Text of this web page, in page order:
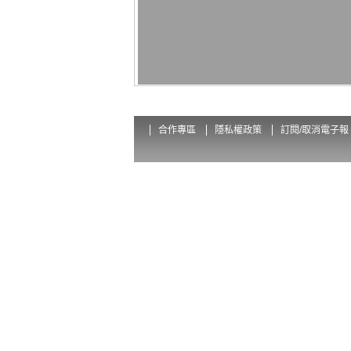
合作專區 隱私權政策 訂閱/取消電子報